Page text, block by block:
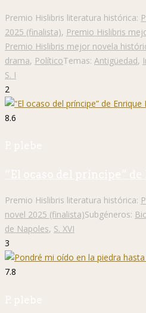
Premio Hislibris literatura histórica:
2025 (finalista), Premio Hislibris
Premio Hislibris mejor novela
drama, PolíticoTemas: Antigüedad,
S. I
2
8.6
P. plebe
“El ocaso del príncipe”
Premio Hislibris literatura histórica:
novel 2025 (finalista)Subgéneros:
de Napoles, S. XVI
3
7.8
P. plebe